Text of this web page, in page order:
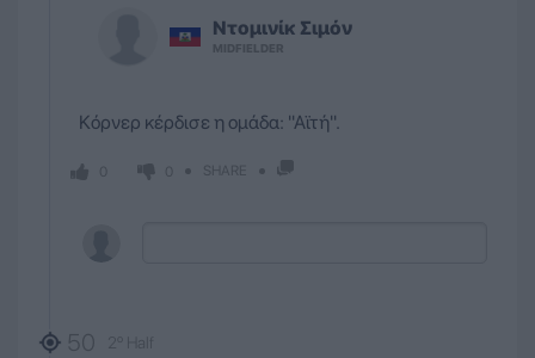
Ντομινίκ Σιμόν
MIDFIELDER
Kόρνερ κέρδισε η ομάδα: ''Αϊτή''.
SHARE
50 2º Half